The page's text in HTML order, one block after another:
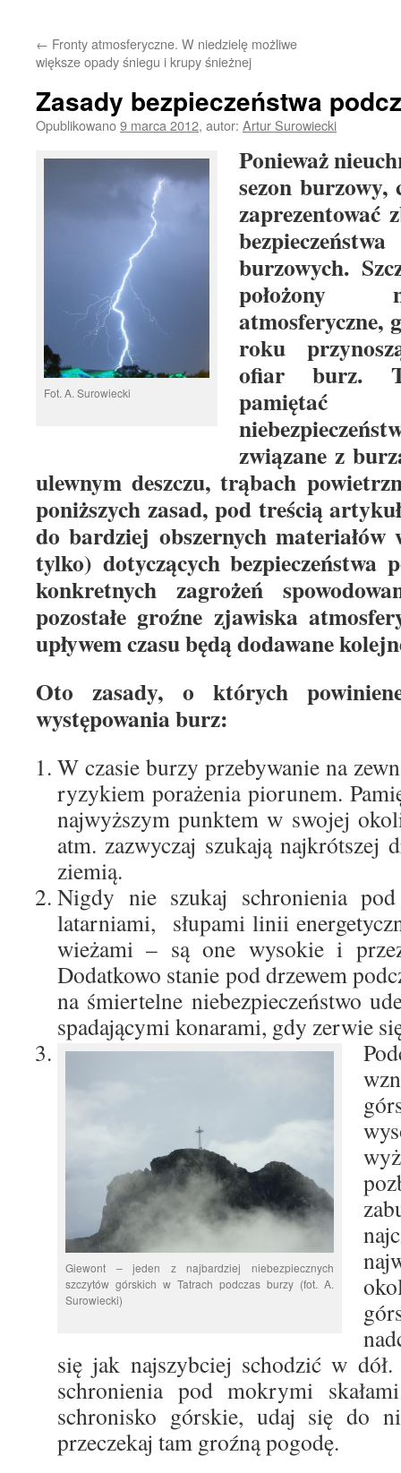
← Fronty atmosferyczne. W niedzielę możliwe
większe opady śniegu i krupy śnieżnej
Zasady bezpieczeństwa
Opublikowano9 marca 2012, autor: Artur Surowiecki
Fot. A. Surowiecki
Ponieważ
sezon burzowy,
zaprezentować
burzowych.
położony
atmosferyczne,
roku
ofiar burz.
pamiętać
związane z
ulewnym deszczu, trąbach
poniższych zasad, pod treścią
do bardziej obszernych
tylko) dotyczących bezpieczeństwa
konkretnych zagrożeń
pozostałe groźne zjawiska
upływem czasu będą dodawane
Oto zasady, o których
występowania burz:
W czasie burzy przebywanie na
ryzykiem porażenia piorunem.
najwyższym punktem w swojej
atm. zazwyczaj szukają najkrótszej
ziemią.
Nigdy nie szukaj schronienia pod
latarniami, słupami linii
wieżami – są one wysokie i
Dodatkowo stanie pod drzewem
na śmiertelne niebezpieczeństwo
spadającymi konarami, gdy zerwie
Giewont – jeden z najbardziej niebezpiecznych
szczytów górskich w Tatrach podczas burzy (fot. A.
Surowiecki)
się jak najszybciej schodzić w
schronienia pod mokrymi
schronisko górskie, udaj się do
przeczekaj tam groźną pogodę.